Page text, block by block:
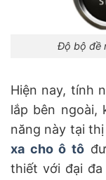
Độ bộ đề
Hiện nay, tính
lắp bên ngoài,
năng này tại
xa cho ô tô
thiết với đại